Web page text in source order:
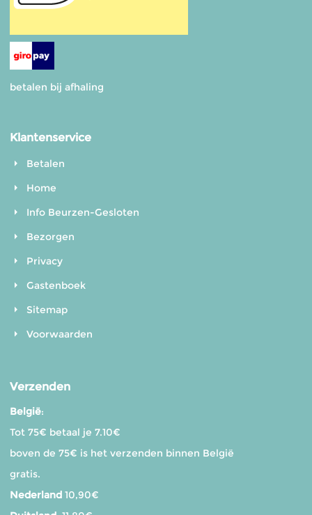
betalen bij afhaling
Klantenservice
Betalen
Home
Info Beurzen-Gesloten
Bezorgen
Privacy
Gastenboek
Sitemap
Voorwaarden
Verzenden
België:
Tot 75€ betaal je 7.10€
boven de 75€ is het verzenden binnen België
gratis.
Nederland10,90€